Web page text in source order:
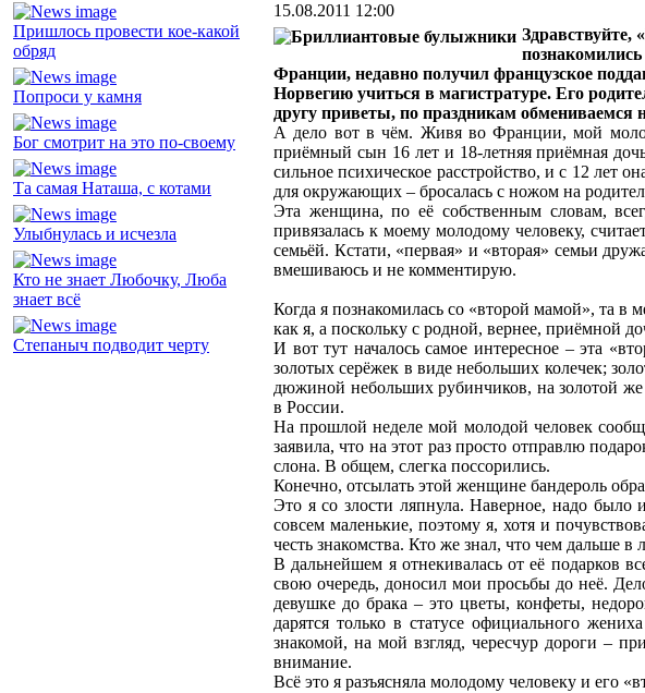
Пришлось провести кое-какой
обряд
Попроси у камня
Бог смотрит на это по-своему
Та самая Наташа, с котами
Улыбнулась и исчезла
Кто не знает Любочку, Люба
знает всё
Степаныч подводит черту
15.08.2011 12:00
Здравствуйте,
Франции, недавно получил французское
Норвегию учиться в магистратуре. Его
другу приветы, по праздникам
А дело вот в чём. Живя во Франции, мой
приёмный сын 16 лет и 18-летняя приёмная
сильное психическое расстройство, и с 12 лет
для окружающих – бросалась с ножом на
Эта женщина, по её собственным словам,
привязалась к моему молодому человеку,
семьёй. Кстати, «первая» и «вторая» семьи
вмешиваюсь и не комментирую.
Когда я познакомилась со «второй мамой», та в
как я, а поскольку с родной, вернее, приёмной
И вот тут началось самое интересное – эта
золотых серёжек в виде небольших колечек;
дюжиной небольших рубинчиков, на золотой
в России.
На прошлой неделе мой молодой человек
заявила, что на этот раз просто отправлю
слона. В общем, слегка поссорились.
Конечно, отсылать этой женщине бандероль
Это я со злости ляпнула. Наверное, надо было
совсем маленькие, поэтому я, хотя и
честь знакомства. Кто же знал, что чем дальше в
В дальнейшем я отнекивалась от её подарков
свою очередь, доносил мои просьбы до неё.
девушке до брака – это цветы, конфеты,
дарятся только в статусе официального
знакомой, на мой взгляд, чересчур дороги –
внимание.
Всё это я разъясняла молодому человеку и его